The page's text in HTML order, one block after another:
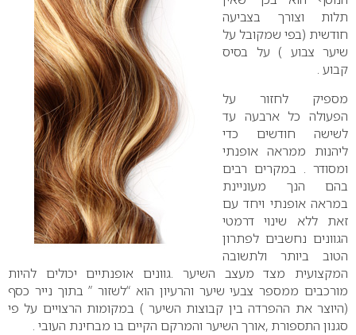
תלות וצורך בצביעה
חודשית (בפי שמקובל על
שיער צבוע ) על בסיס
קבוע .
מספיק לחזור על
הפעולה כל ארבעה עד
לשישה חודשים כדי
ליהנות ממראה אופנתי
ומסודר . במקרים רבים
בהם הנך מעוניינת
במראה אופנתי ויחד עם
זאת ללא שינוי דרמטי
הגוונים נחשבים לפתרון
הטוב ביותר ולתשובה
המקצועית מצד מעצב השיער .גוונים אופנתיים יכולים להיות
מורכבים ממספר צבעי שיער והרעיון הוא “לשזור ” בתוך נייר כסף
(היוצר את ההפרדה בין קבוצות השיער ) במקומות הרצויים על פי
סגנון התספורת ,אורך השיער והמרקם הקיים בו מבחינת העובי .